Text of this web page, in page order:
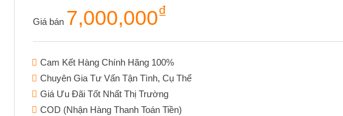
Giá bán 7,000,000₫
Cam Kết Hàng Chính Hãng 100%
Chuyên Gia Tư Vấn Tận Tình, Cụ Thể
Giá Ưu Đãi Tốt Nhất Thị Trường
COD (Nhận Hàng Thanh Toán Tiền)